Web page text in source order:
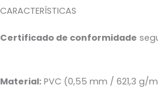
CARACTERÍSTICAS
Certificado de conformidade
Material: PVC (0,55 mm / 621,3 g/